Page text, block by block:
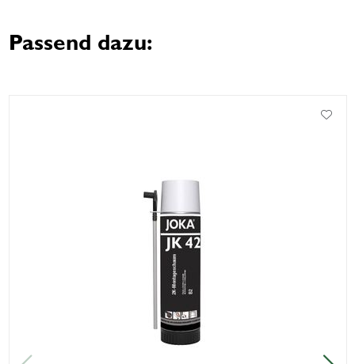
Passend dazu: